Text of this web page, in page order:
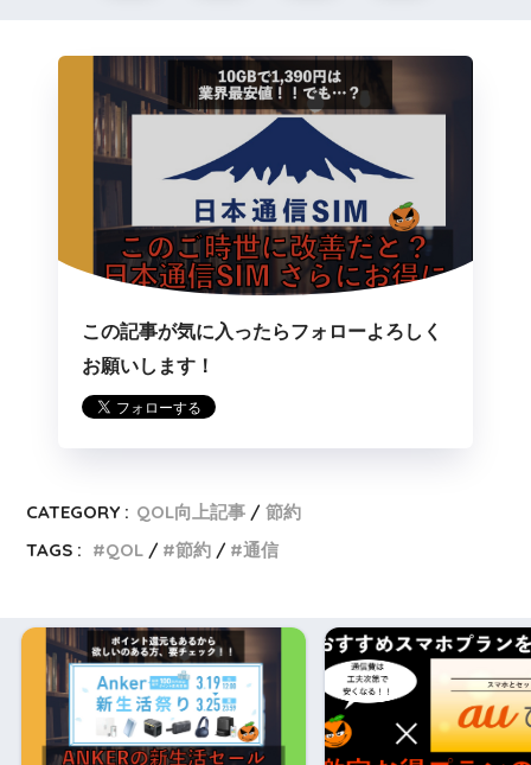
この記事が気に入ったらフォローよろしく
お願いします！
CATEGORY : QOL向上記事
節約
TAGS :
QOL 節約 通信